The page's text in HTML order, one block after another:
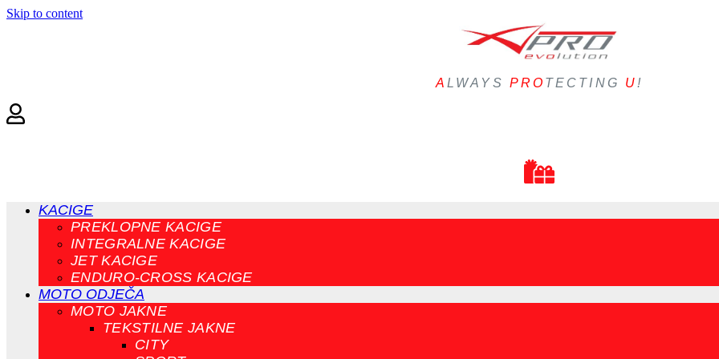
Skip to content
ALWAYS PRO TECTING U!
KACIGE
PREKLOPNE KACIGE
INTEGRALNE KACIGE
JET KACIGE
ENDURO-CROSS KACIGE
MOTO ODJEČA
MOTO JAKNE
TEKSTILNE JAKNE
CITY